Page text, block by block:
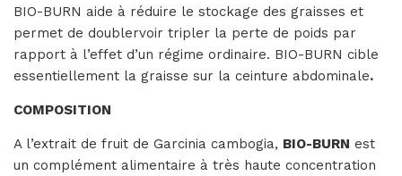
BIO-BURN aide à réduire le stockage des graisses et
permet de doublervoir tripler la perte de poids par
rapport à l’effet d’un régime ordinaire. BIO-BURN cible
essentiellement la graisse sur la ceinture abdominale.
COMPOSITION
A l’extrait de fruit de Garcinia cambogia, BIO-BURN est
un complément alimentaire à très haute concentration